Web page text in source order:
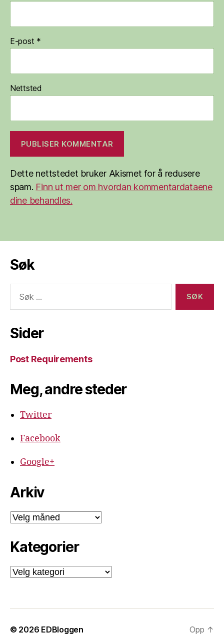
E-post *
Nettsted
Dette nettstedet bruker Akismet for å redusere
spam. Finn ut mer om hvordan kommentardataene
dine behandles.
Søk
etter:
Sider
Post Requirements
Meg, andre steder
Twitter
Facebook
Google+
Arkiv
Arkiv
Kategorier
Kategorier
© 2026 EDBloggen Opp ↑